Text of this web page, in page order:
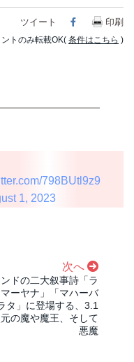
ツイート Facebook
印刷
ントのみ転載OK( 条件はこちら )
798BUtl9z9
1, 2023
次へ
ドの二大叙事詩「ラ
ーヤナ」「マハーバ
タ」に登場する、3.1
の魔や魔王、そして
悪魔